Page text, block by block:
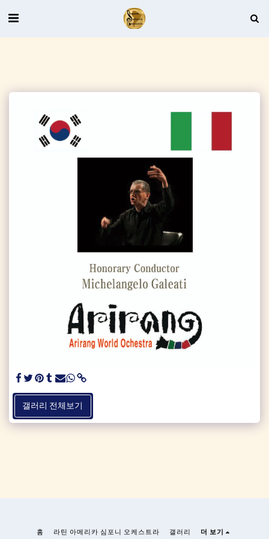
갤러리 전체보기
홈 라틴 아메리카 심포니 오케스트라 갤러리 더 보기